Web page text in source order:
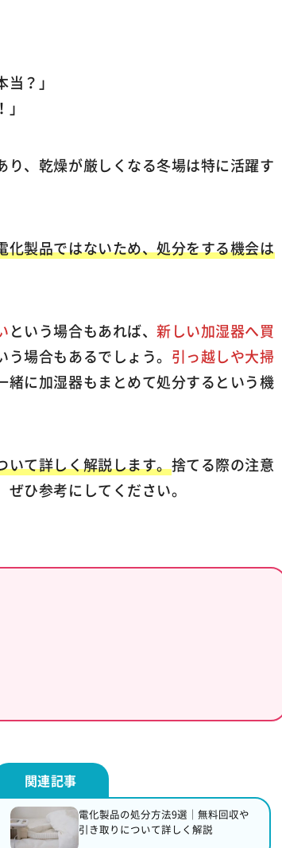
？」
、乾燥が厳しくなる冬場は特に活躍す
化製品ではないため、処分をする機会は
という場合もあれば、新しい加湿器へ買
う場合もあるでしょう。 引っ越しや大掃
緒に加湿器もまとめて処分するという機
いて詳しく解説します。捨てる際の注意
ひ参考にしてください。
電化製品の処分方法9選｜無料回収や
引き取りについて詳しく解説